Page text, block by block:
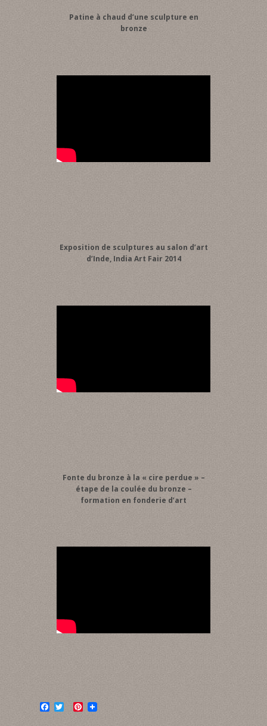
Patine à chaud d’une sculpture en
bronze
Exposition de sculptures au salon d’art
d’Inde, India Art Fair 2014
Fonte du bronze à la « cire perdue » –
étape de la coulée du bronze –
formation en fonderie d’art
F
a
T
w
P
i